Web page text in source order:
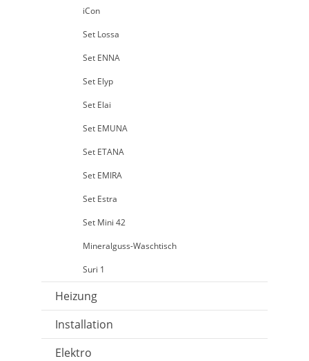
iCon
Set Lossa
Set ENNA
Set Elyp
Set Elai
Set EMUNA
Set ETANA
Set EMIRA
Set Estra
Set Mini 42
Mineralguss-Waschtisch
Suri 1
Heizung
Installation
Elektro